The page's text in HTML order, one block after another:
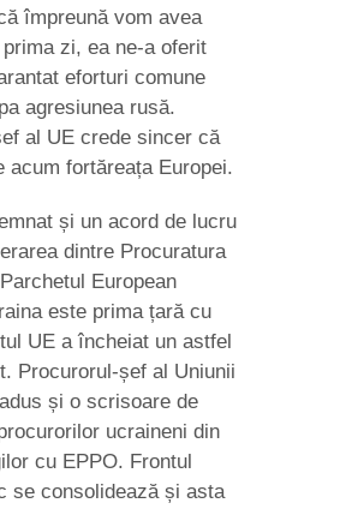
împreună vom avea
zi, ea ne-a oferit
eforturi comune
agresiunea rusă.
al UE crede sincer că
acum fortăreața Europei.
și un acord de lucru
dintre Procuratura
European
este prima țară cu
UE a încheiat un astfel
Procurorul-șef al Uniunii
și o scrisoare de
ucraineni din
cu EPPO. Frontul
se consolidează și asta